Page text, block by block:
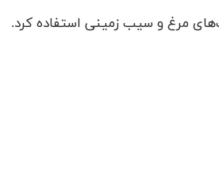
مرغ و سیب زمینی استفاده كرد.